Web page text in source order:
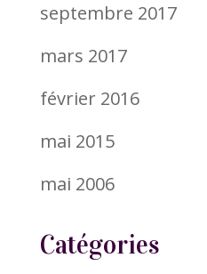
septembre 2017
mars 2017
février 2016
mai 2015
mai 2006
Catégories